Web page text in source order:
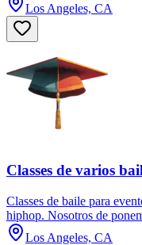
Los Angeles, CA
Classes de varios
Classes de baile para
hiphop. Nosotros de
Los Angeles, CA